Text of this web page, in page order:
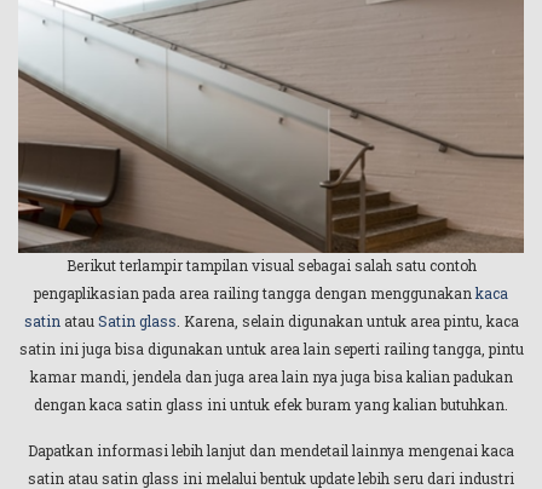
Berikut terlampir tampilan visual sebagai salah satu contoh
pengaplikasian pada area railing tangga dengan menggunakankaca
satin atauSatin glass. Karena, selain digunakan untuk area pintu, kaca
satin ini juga bisa digunakan untuk area lain seperti railing tangga, pintu
kamar mandi, jendela dan juga area lain nya juga bisa kalian padukan
dengan kaca satin glass ini untuk efek buram yang kalian butuhkan.
Dapatkan informasi lebih lanjut dan mendetail lainnya mengenai kaca
satin atau satin glass ini melalui bentuk update lebih seru dari industri